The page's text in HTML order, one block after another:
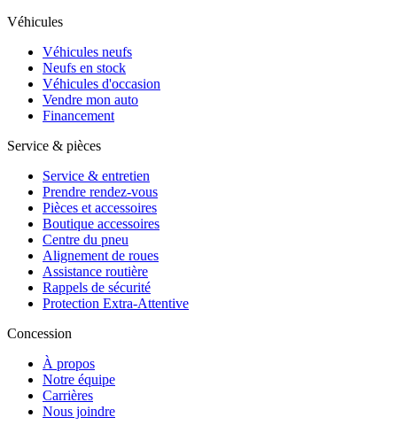
Véhicules
Véhicules neufs
Neufs en stock
Véhicules d'occasion
Vendre mon auto
Financement
Service & pièces
Service & entretien
Prendre rendez-vous
Pièces et accessoires
Boutique accessoires
Centre du pneu
Alignement de roues
Assistance routière
Rappels de sécurité
Protection Extra-Attentive
Concession
À propos
Notre équipe
Carrières
Nous joindre